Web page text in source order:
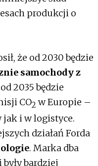
produkcji o
że od 2030 będzie
samochody z
od 2035 będzie
CO2 w Europie –
jak i w logistyce.
działań Forda
. Marka dba
bardziej